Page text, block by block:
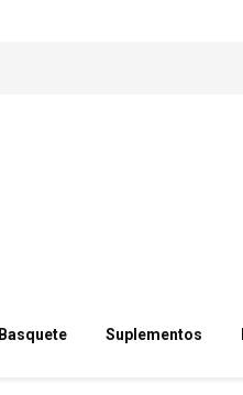
Basquete Suplementos